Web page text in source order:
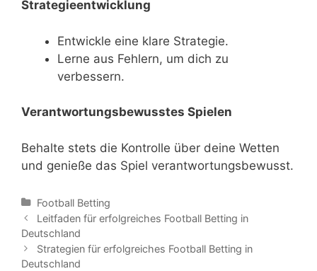
Strategieentwicklung
Entwickle eine klare Strategie.
Lerne aus Fehlern, um dich zu
verbessern.
Verantwortungsbewusstes Spielen
Behalte stets die Kontrolle über deine Wetten
und genieße das Spiel verantwortungsbewusst.
Categories
Football Betting
Post
navigation
Leitfaden für erfolgreiches Football Betting in
Deutschland
Strategien für erfolgreiches Football Betting in
Deutschland